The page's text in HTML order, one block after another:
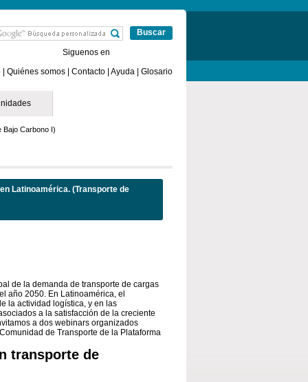
Siguenos en
Quiénes somos Contacto Ayuda Glosario
Bajo Carbono I)
Latinoamérica. (Transporte de
de la demanda de transporte de cargas
año 2050. En Latinoamérica, el
la actividad logística, y en las
a la satisfacción de la creciente
a dos webinars organizados
de Transporte de la Plataforma
transporte de